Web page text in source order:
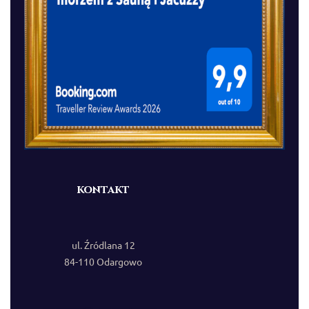
kontakt
ul. Źródlana 12
84-110 Odargowo